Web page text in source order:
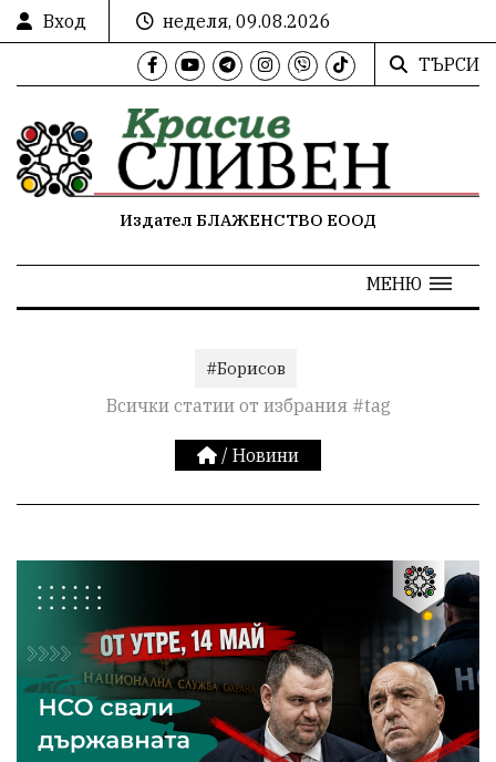
Вход
неделя, 09.08.2026
ТЪРСИ
Издател БЛАЖЕНСТВО ЕООД
МЕНЮ
#Борисов
Всички статии от избрания #tag
/ Новини